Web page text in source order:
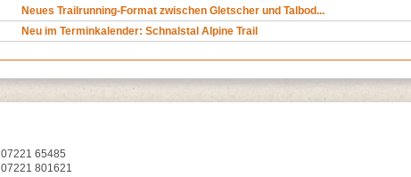
Neues Trailrunning-Format zwischen Gletscher und Talbod...
Neu im Terminkalender: Schnalstal Alpine Trail
07221 65485
07221 801621